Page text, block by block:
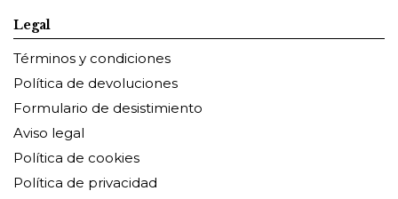
Legal
Términos y condiciones
Política de devoluciones
Formulario de desistimiento
Aviso legal
Política de cookies
Política de privacidad